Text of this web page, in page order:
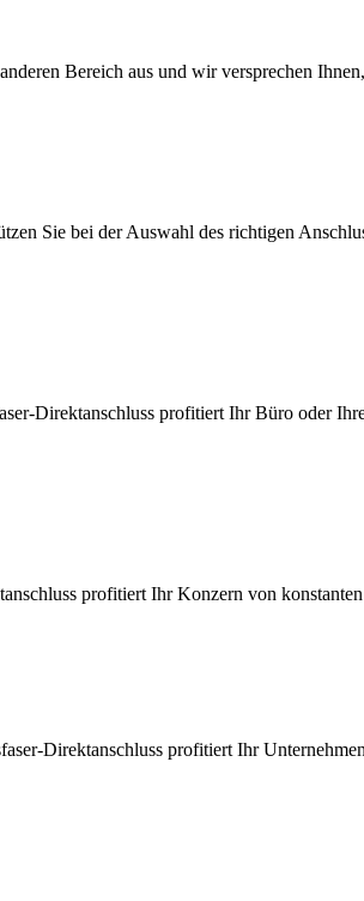
Bereich aus und wir versprechen
Sie bei der Auswahl des richtigen
Direktanschluss profitiert Ihr Büro oder
profitiert Ihr Konzern von
Direktanschluss profitiert Ihr